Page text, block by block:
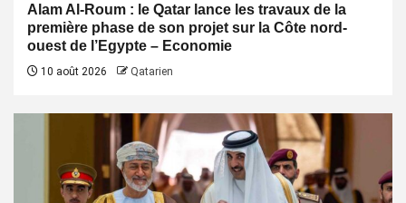
Alam Al-Roum : le Qatar lance les travaux de la
première phase de son projet sur la Côte nord-
ouest de l’Egypte – Economie
10 août 2026 Qatarien